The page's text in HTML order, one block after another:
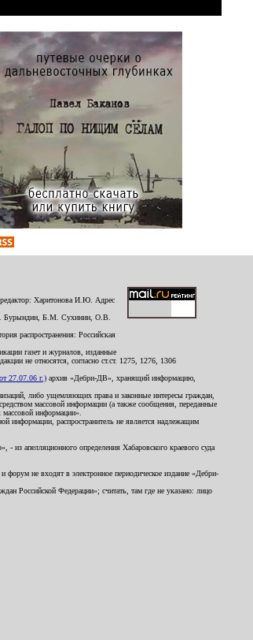
редактор: Харитонова И.Ю. Адрес
Бурындин, Б.М. Сухинин, О.В.
распространения: Российская
газет и журналов, изданные
не относятся, согласно ст.ст. 1275, 1276, 1306
27.07.06 г.) архив «Дебри-ДВ», хранящий информацию,
либо ущемляющих права и законные интересы граждан,
массовой информации (а также сообщения, переданные
массовой информации».
информации, распространитель не является надлежащим
апелляционного определения Хабаровского краевого суда
форум не входят в электронное периодическое издание «Дебри-
Российской Федерации»; считать, там где не указано: лицо